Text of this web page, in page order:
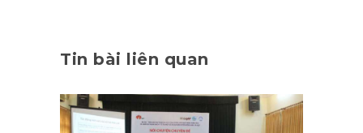
Tin bài liên quan